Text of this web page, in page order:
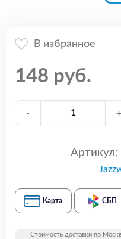
В избранное
148 руб.
- +
Артикул:
Карта СБП
Стоимость доставки по